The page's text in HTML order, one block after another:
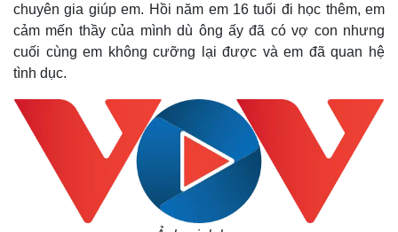
chuyên gia giúp em. Hồi năm em 16 tuổi đi học thêm, em
cảm mến thầy của mình dù ông ấy đã có vợ con nhưng
cuối cùng em không cưỡng lại được và em đã quan hệ
tình dục.